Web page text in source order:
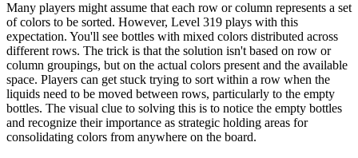
Many players might assume that each row or column represents a set
of colors to be sorted. However, Level 319 plays with this
expectation. You'll see bottles with mixed colors distributed across
different rows. The trick is that the solution isn't based on row or
column groupings, but on the actual colors present and the available
space. Players can get stuck trying to sort within a row when the
liquids need to be moved between rows, particularly to the empty
bottles. The visual clue to solving this is to notice the empty bottles
and recognize their importance as strategic holding areas for
consolidating colors from anywhere on the board.